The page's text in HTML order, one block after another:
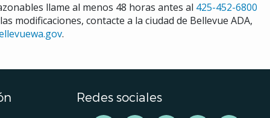
llame al menos 48 horas antes al 425-452-6800
modificaciones, contacte a la ciudad de Bellevue ADA,
.
Redes sociales